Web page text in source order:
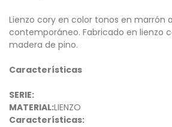
Lienzo cory en color tonos en marrón
contemporáneo. Fabricado en lienzo
madera de pino.
Características
SERIE:
MATERIAL:LIENZO
Características: